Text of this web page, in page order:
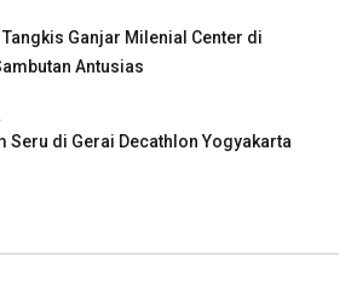
Ganjar Milenial Center di
Antusias
Seru di Gerai Decathlon Yogyakarta